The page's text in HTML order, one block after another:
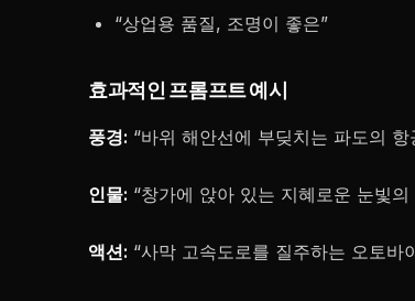
“상업용 품질, 조명이 좋은”
효과적인 프롬프트 예시
풍경: “바위 해안선에 부딪치는 파도의
인물: “창가에 앉아 있는 지혜로운 눈빛
액션: “사막 고속도로를 질주하는 오토